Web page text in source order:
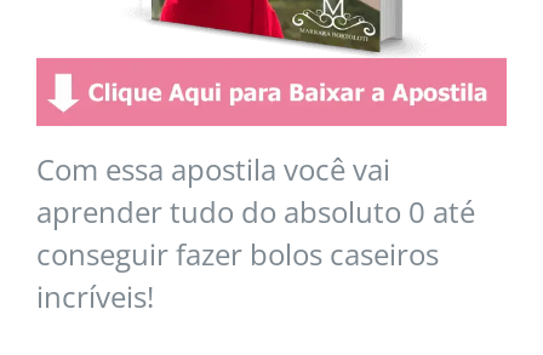
Com essa apostila você vai
aprender tudo do absoluto 0 até
conseguir fazer bolos caseiros
incríveis!